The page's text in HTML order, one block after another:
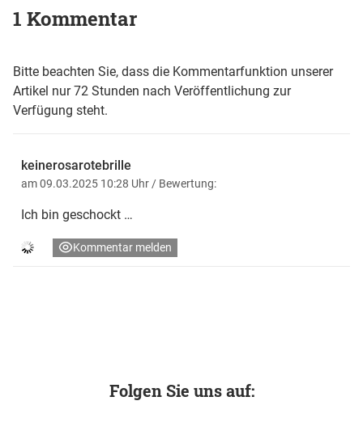
1 Kommentar
Bitte beachten Sie, dass die Kommentarfunktion unserer
Artikel nur 72 Stunden nach Veröffentlichung zur
Verfügung steht.
keinerosarotebrille
am 09.03.2025 10:28 Uhr / Bewertung:
Ich bin geschockt …
Kommentar melden
Folgen Sie uns auf: